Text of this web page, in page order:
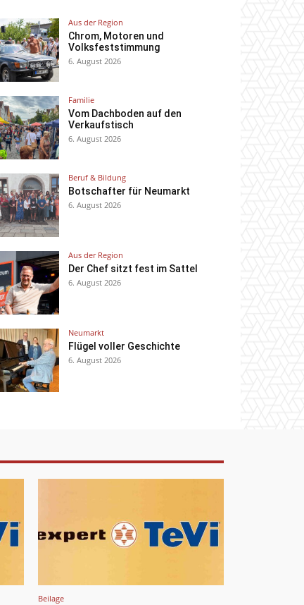
Aus der Region
Chrom, Motoren und
Volksfeststimmung
6. August 2026
Familie
Vom Dachboden auf den
Verkaufstisch
6. August 2026
Beruf & Bildung
Botschafter für Neumarkt
6. August 2026
Aus der Region
Der Chef sitzt fest im Sattel
6. August 2026
Neumarkt
Flügel voller Geschichte
6. August 2026
Beilage